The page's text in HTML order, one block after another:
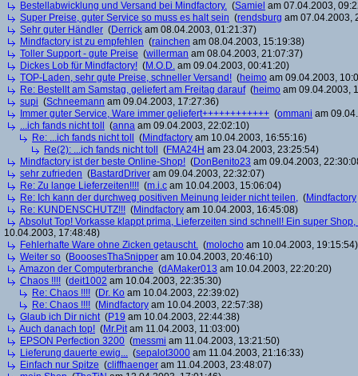
Bestellabwicklung und Versand bei Mindfactory. (Samiel am 07.04.2003,
Super Preise, guter Service so muss es halt sein (rendsburg am 07.04.2003,
Sehr guter Händler (Derrick am 08.04.2003, 01:21:37)
Mindfactory ist zu empfehlen (rainchen am 08.04.2003, 15:19:38)
Toller Support - gute Preise (willerman am 08.04.2003, 21:07:37)
Dickes Lob für Mindfactory! (M.O.D. am 09.04.2003, 00:41:20)
TOP-Laden, sehr gute Preise, schneller Versand! (heimo am 09.04.2003,
Re: Bestellt am Samstag, geliefert am Freitag darauf(heimo am 09.04.2003,
supi (Schneemann am 09.04.2003, 17:27:36)
Immer guter Service, Ware immer geliefert++++++++++++ (ommani am
...ich fands nicht toll
(anna am 09.04.2003, 22:02:10)
Re: ...ich fands nicht toll
(Mindfactory am 10.04.2003, 16:55:16)
Re(2): ...ich fands nicht toll
(FMA24H am 23.04.2003, 23:25:54)
Mindfactory ist der beste Online-Shop! (DonBenito23 am 09.04.2003,
sehr zufrieden (BastardDriver am 09.04.2003, 22:32:07)
Re: Zu lange Lieferzeiten!!!! (m.i.c am 10.04.2003, 15:06:04)
Re: Ich kann der durchweg positiven Meinung leider nicht teilen, (Mindfactory
Re: KUNDENSCHUTZ!!! (Mindfactory am 10.04.2003, 16:45:08)
Absolut Top! Vorkasse klappt prima, Lieferzeiten sind schnell! Ein super
10.04.2003, 17:48:48)
Fehlerhafte Ware ohne Zicken getauscht. (molocho am 10.04.2003, 19:15:54)
Weiter so (BooosesThaSnipper am 10.04.2003, 20:46:10)
Amazon der Computerbranche (dAMaker013 am 10.04.2003, 22:20:20)
Chaos !!!! (deit1002 am 10.04.2003, 22:35:30)
Re: Chaos !!!! (Dr. Ko am 10.04.2003, 22:39:02)
Re: Chaos !!!! (Mindfactory am 10.04.2003, 22:57:38)
Glaub ich Dir nicht(P19 am 10.04.2003, 22:44:38)
Auch danach top! (Mr.Pitam 11.04.2003, 11:03:00)
EPSON Perfection 3200 (messmi am 11.04.2003, 13:21:50)
Lieferung dauerte ewig... (sepalot3000 am 11.04.2003, 21:16:33)
Einfach nur Spitze (cliffhaenger am 11.04.2003, 23:48:07)